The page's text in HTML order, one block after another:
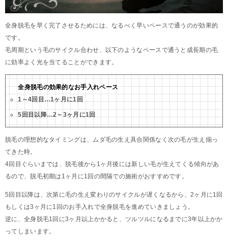
全身脱毛を早く完了させるためには、なるべく早いペースで通うのが効果的
です。
毛周期という毛のサイクル合わせ、以下のようなペースで通うと成長期の毛
に効率よく光を当てることができます。
全身脱毛の効果的なお手入れペース
1～4回目…1ヶ月に1回
5回目以降…2～3ヶ月に1回
脱毛の理想的なタイミングは、ムダ毛の生え具合関係なく次の毛が生え揃っ
てきた時。
4回目ぐらいまでは、脱毛後から1ヶ月後には新しい毛が生えてくる傾向があ
るので、脱毛初期は1ヶ月に1回の間隔での施術がおすすめです。
5回目以降は、次第に毛の生え変わりのサイクルが遅くなるから、2ヶ月に1回
もしくは3ヶ月に1回のお手入れで全身脱毛を進めていきましょう。
逆に、全身脱毛1回に3ヶ月以上かかると、ツルツルになるまでに3年以上かか
ってしまいます。